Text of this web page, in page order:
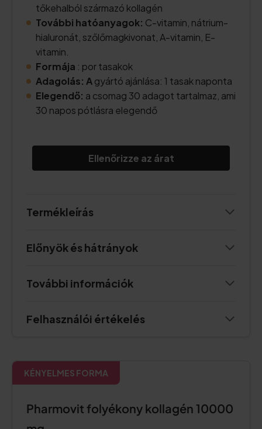
tőkehalból származó kollagén
További hatóanyagok: C-vitamin, nátrium-
hialuronát, szőlőmagkivonat, A-vitamin, E-
vitamin.
Formája : por tasakok
Adagolás: Agyártó ajánlása: 1 tasak naponta
Elegendő: a csomag 30 adagot tartalmaz, ami
30 napos pótlásra elegendő
Ellenőrizze az árat
Termékleírás
Előnyök és hátrányok
További információk
Felhasználói értékelés
KÉNYELMES FORMA
Pharmovit folyékony kollagén 10000